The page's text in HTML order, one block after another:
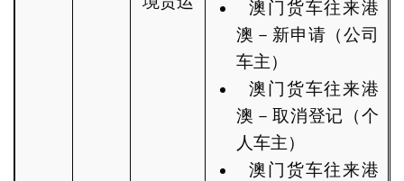
澳门货车往来港
澳－新申请（公司
车主）
澳门货车往来港
澳－取消登记（个
人车主）
澳门货车往来港